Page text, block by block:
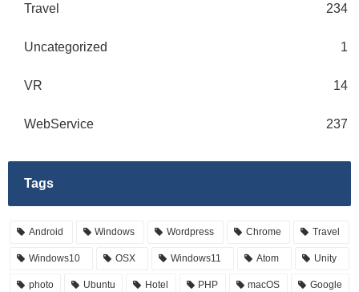
Travel 234
Uncategorized 1
VR 14
WebService 237
Tags
Android Windows Wordpress Chrome Travel
Windows10 OSX Windows11 Atom Unity
photo Ubuntu Hotel PHP macOS Google